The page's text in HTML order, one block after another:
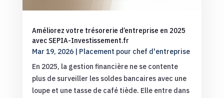
Améliorez votre trésorerie d’entreprise en 2025
avec SEPIA-Investissement.fr
Mar 19, 2026| Placement pour chef d'entreprise
En 2025, la gestion financière ne se contente
plus de surveiller les soldes bancaires avec une
loupe et une tasse de café tiède. Elle entre dans